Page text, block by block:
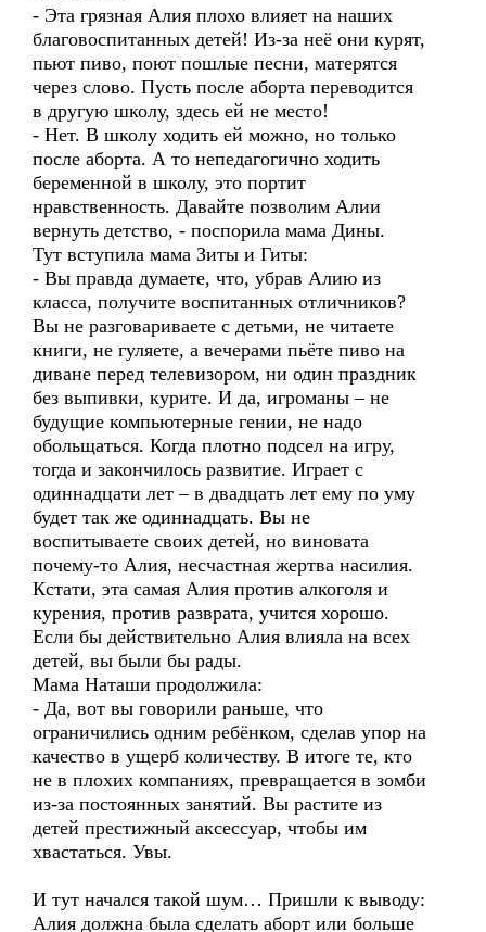
- Эта грязная Алия плохо влияет на наших
благовоспитанных детей! Из-за неё они курят,
пьют пиво, поют пошлые песни, матерятся
через слово. Пусть после аборта переводится
в другую школу, здесь ей не место!
- Нет. В школу ходить ей можно, но только
после аборта. А то непедагогично ходить
беременной в школу, это портит
нравственность. Давайте позволим Алии
вернуть детство, - поспорила мама Дины.
Тут вступила мама Зиты и Гиты:
- Вы правда думаете, что, убрав Алию из
класса, получите воспитанных отличников?
Вы не разговариваете с детьми, не читаете
книги, не гуляете, а вечерами пьёте пиво на
диване перед телевизором, ни один праздник
без выпивки, курите. И да, игроманы – не
будущие компьютерные гении, не надо
обольщаться. Когда плотно подсел на игру,
тогда и закончилось развитие. Играет с
одиннадцати лет – в двадцать лет ему по уму
будет так же одиннадцать. Вы не
воспитываете своих детей, но виновата
почему-то Алия, несчастная жертва насилия.
Кстати, эта самая Алия против алкоголя и
курения, против разврата, учится хорошо.
Если бы действительно Алия влияла на всех
детей, вы были бы рады.
Мама Наташи продолжила:
- Да, вот вы говорили раньше, что
ограничились одним ребёнком, сделав упор на
качество в ущерб количеству. В итоге те, кто
не в плохих компаниях, превращается в зомби
из-за постоянных занятий. Вы растите из
детей престижный аксессуар, чтобы им
хвастаться. Увы.
И тут начался такой шум… Пришли к выводу:
Алия должна была сделать аборт или больше